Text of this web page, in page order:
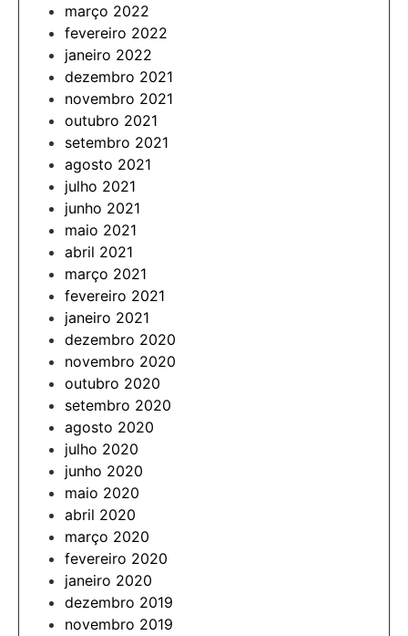
março 2022
fevereiro 2022
janeiro 2022
dezembro 2021
novembro 2021
outubro 2021
setembro 2021
agosto 2021
julho 2021
junho 2021
maio 2021
abril 2021
março 2021
fevereiro 2021
janeiro 2021
dezembro 2020
novembro 2020
outubro 2020
setembro 2020
agosto 2020
julho 2020
junho 2020
maio 2020
abril 2020
março 2020
fevereiro 2020
janeiro 2020
dezembro 2019
novembro 2019